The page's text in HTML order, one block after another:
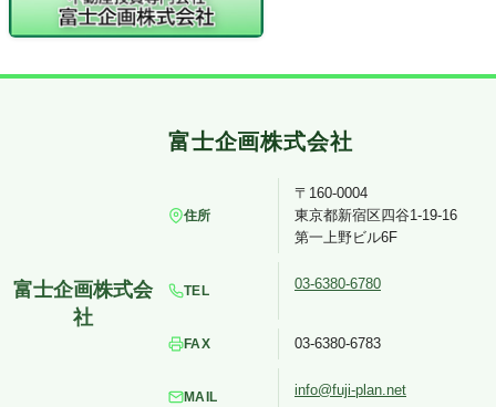
住所
〒160-0004
東京都新宿区四谷1-19-16
第一上野ビル6F
TEL 03-6380-6780
FAX 03-6380-6783
MAIL info@fuji-plan.net